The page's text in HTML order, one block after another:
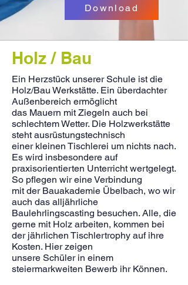
Download
Holz / Bau
Ein Herzstück unserer Schule ist die
Holz/Bau Werkstätte. Ein überdachter
Außenbereich ermöglicht
das Mauern mit Ziegeln auch bei
schlechtem Wetter. Die Holzwerkstätte
steht ausrüstungstechnisch
einer kleinen Tischlerei um nichts nach.
Es wird insbesondere auf
praxisorientierten Unterricht wertgelegt.
So pflegen wir eine Verbindung
mit der Bauakademie Übelbach, wo wir
auch das alljährliche
Baulehrlingscasting besuchen. Alle, die
gerne mit Holz arbeiten, kommen bei
der jährlichen Tischlertrophy auf ihre
Kosten. Hier zeigen
unsere Schüler in einem
steiermarkweiten Bewerb ihr Können.